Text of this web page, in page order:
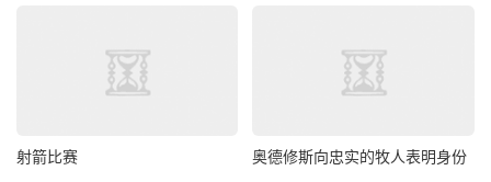
射箭比赛 奥德修斯向忠实的牧人表明身份